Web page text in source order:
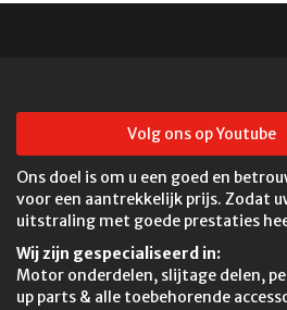
Volg ons op Youtube
Ons doel is om u een goed en
voor een aantrekkelijk prijs. Zodat
uitstraling met goede prestaties
Wij zijn gespecialiseerd in:
Motor onderdelen, slijtage delen,
up parts & alle toebehorende